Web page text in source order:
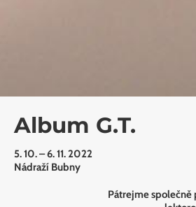
Album G.T.
5. 10. – 6. 11. 2022
Nádraží Bubny
Pátrejme